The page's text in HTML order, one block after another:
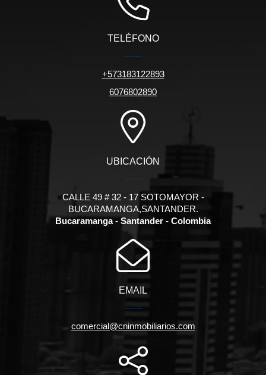
TELÉFONO
+573183122893
6076802890
UBICACIÓN
CALLE 49 # 32 - 17 SOTOMAYOR -
BUCARAMANGA,SANTANDER.
Bucaramanga - Santander - Colombia
EMAIL
comercial@cninmobiliarios.com